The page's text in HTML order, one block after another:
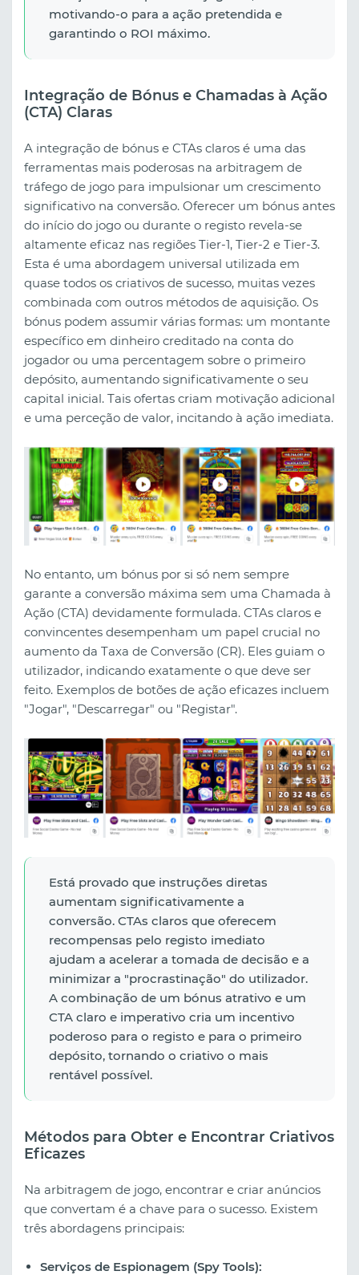
motivando-o para a ação pretendida e
garantindo o ROI máximo.
Integração de Bónus e Chamadas à Ação
(CTA) Claras
A integração de bónus e CTAs claros é uma das
ferramentas mais poderosas na arbitragem de
tráfego de jogo para impulsionar um crescimento
significativo na conversão. Oferecer um bónus antes
do início do jogo ou durante o registo revela-se
altamente eficaz nas regiões Tier-1, Tier-2 e Tier-3.
Esta é uma abordagem universal utilizada em
quase todos os criativos de sucesso, muitas vezes
combinada com outros métodos de aquisição. Os
bónus podem assumir várias formas: um montante
específico em dinheiro creditado na conta do
jogador ou uma percentagem sobre o primeiro
depósito, aumentando significativamente o seu
capital inicial. Tais ofertas criam motivação adicional
e uma perceção de valor, incitando à ação imediata.
No entanto, um bónus por si só nem sempre
garante a conversão máxima sem uma Chamada à
Ação (CTA) devidamente formulada. CTAs claros e
convincentes desempenham um papel crucial no
aumento da Taxa de Conversão (CR). Eles guiam o
utilizador, indicando exatamente o que deve ser
feito. Exemplos de botões de ação eficazes incluem
"Jogar", "Descarregar" ou "Registar".
Está provado que instruções diretas
aumentam significativamente a
conversão. CTAs claros que oferecem
recompensas pelo registo imediato
ajudam a acelerar a tomada de decisão e a
minimizar a "procrastinação" do utilizador.
A combinação de um bónus atrativo e um
CTA claro e imperativo cria um incentivo
poderoso para o registo e para o primeiro
depósito, tornando o criativo o mais
rentável possível.
Métodos para Obter e Encontrar Criativos
Eficazes
Na arbitragem de jogo, encontrar e criar anúncios
que convertam é a chave para o sucesso. Existem
três abordagens principais:
Serviços de Espionagem (Spy Tools):